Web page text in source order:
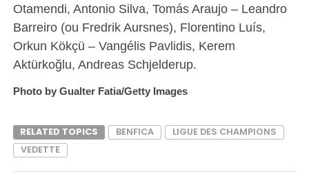
Otamendi, Antonio Silva, Tomás Araujo – Leandro
Barreiro (ou Fredrik Aursnes), Florentino Luís,
Orkun Kökçü – Vangélis Pavlidis, Kerem
Aktürkoğlu, Andreas Schjelderup.
Photo by Gualter Fatia/Getty Images
RELATED TOPICS BENFICA
LIGUE DES CHAMPIONS
VEDETTE